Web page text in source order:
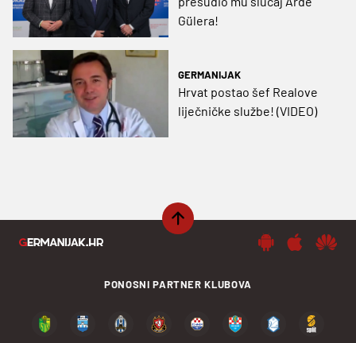
Gülera!
GERMANIJAK
Hrvat postao šef Realove
liječničke službe! (VIDEO)
PONOSNI PARTNER KLUBOVA